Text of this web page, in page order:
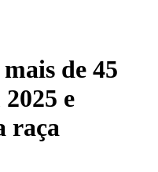
de 45
e
raça